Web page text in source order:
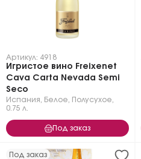
Артикул: 4918
Игристое вино Freixenet
Cava Carta Nevada Semi
Seco
Испания Белое Полусухое
0.75 л.
Под заказ
Под заказ